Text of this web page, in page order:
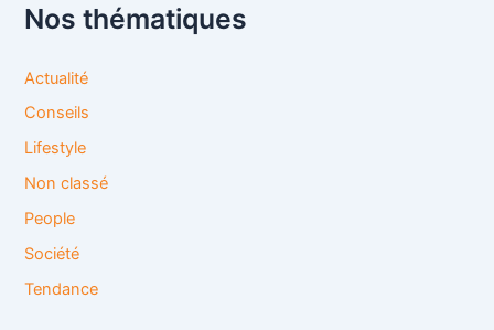
Nos thématiques
Actualité
Conseils
Lifestyle
Non classé
People
Société
Tendance